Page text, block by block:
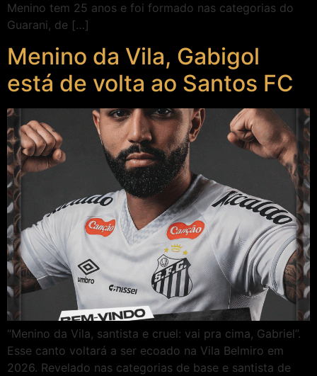
Menino tem 25 anos e foi formado nas categorias do
Guarani, de […]
Menino da Vila, Gabigol
está de volta ao Santos FC
“Menino da Vila, santista e cruel: vai pra cima, Gabriel”.
Esse canto voltará a ser ecoado na Vila Belmiro em
2026. Revelado nas categorias de base e santista de